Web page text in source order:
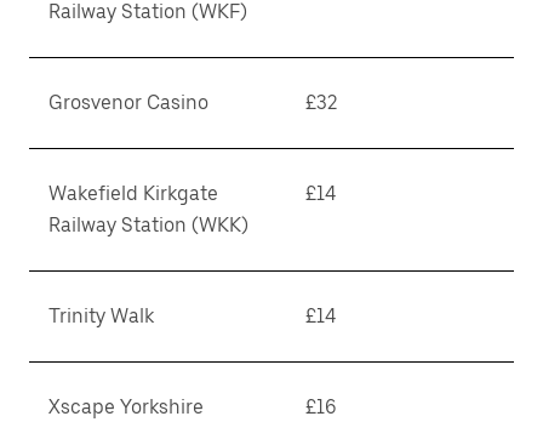
Railway Station (WKF)
Grosvenor Casino £32
Wakefield Kirkgate
Railway Station (WKK)
£14
Trinity Walk £14
Xscape Yorkshire £16